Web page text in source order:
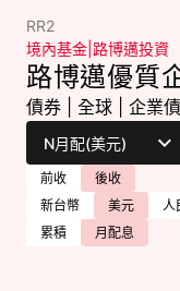
RR2
境內基金 路博邁投資
路博邁優質
債券 全球 企業債
前收
後收
新台幣
美元 人
累積
月配息